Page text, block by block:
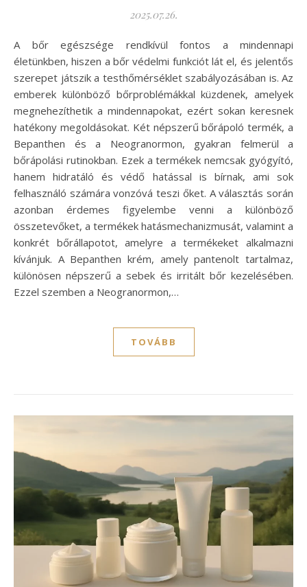
2025.07.26.
A bőr egészsége rendkívül fontos a mindennapi
életünkben, hiszen a bőr védelmi funkciót lát el, és jelentős
szerepet játszik a testhőmérséklet szabályozásában is. Az
emberek különböző bőrproblémákkal küzdenek, amelyek
megnehezíthetik a mindennapokat, ezért sokan keresnek
hatékony megoldásokat. Két népszerű bőrápoló termék, a
Bepanthen és a Neogranormon, gyakran felmerül a
bőrápolási rutinokban. Ezek a termékek nemcsak gyógyító,
hanem hidratáló és védő hatással is bírnak, ami sok
felhasználó számára vonzóvá teszi őket. A választás során
azonban érdemes figyelembe venni a különböző
összetevőket, a termékek hatásmechanizmusát, valamint a
konkrét bőrállapotot, amelyre a termékeket alkalmazni
kívánjuk. A Bepanthen krém, amely pantenolt tartalmaz,
különösen népszerű a sebek és irritált bőr kezelésében.
Ezzel szemben a Neogranormon,…
TOVÁBB